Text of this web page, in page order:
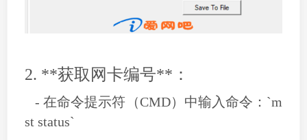
2. **获取网卡编号**：
- 在命令提示符（CMD）中输入命令：`m
st status`